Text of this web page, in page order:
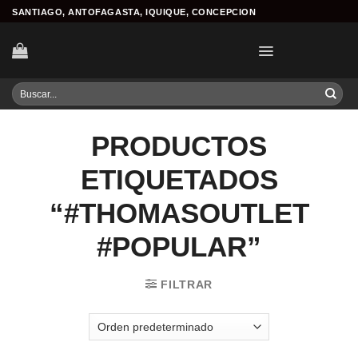
Skip
content
SANTIAGO, ANTOFAGASTA, IQUIQUE, CONCEPCION
Buscar
por:
PRODUCTOS
ETIQUETADOS
“#THOMASOUTLET
#POPULAR”
FILTRAR